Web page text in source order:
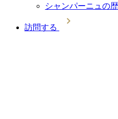
シャンパーニュの
訪問する